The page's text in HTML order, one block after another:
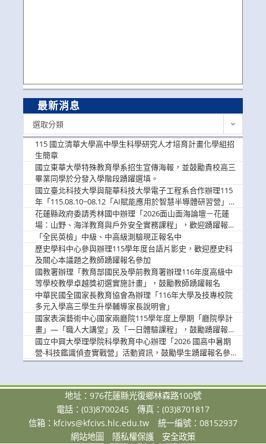
最新消息
選取分類
115 國立清華大學高中學生科學研究人才培育計畫化學組招
生簡章
國立東華大學特殊教育學系招生宣傳海報，並鼓勵貴校高三
畢業同學於分發入學階段踴躍選填。
國立臺北科技大學與龍華科技大學電子工程系合作辦理115
年「115.08.10~08.12「AI賦能應用於智慧半導體研習營」，
歡迎學生踴躍報名參加
花蓮縣政府委請秀林國中辦理「2026面山面海論壇－花蓮
場：山野、海洋教育與戶外安全實務課程」，歡迎踴躍報名
參加
「全民英檢」中級、中高級測驗現正報名中
歷史學科中心參與辦理115學年度台語片影史，歡迎歷史科
及關心本議題之教師踴躍報名參加
國教署辦理「教育部國民及學前教育署辦理116年度高級中
等學校教學卓越獎初選實施計畫」，鼓勵教師踴躍報名
中華民國全國家長教育協會為辦理「116年大學及技專校院
多元入學高三學生升學輔導家長說明會」
國家表演藝術中心國家兩廳院115學年度上學期「廳院學計
畫」—「職人大講堂」及「一日體驗課程」，鼓勵踴躍報名
參與。
國立中興大學理學院科學教育中心辦理「2026 國高中暑期
營-科技鑑識偵查實戰營」活動資訊，鼓勵學生踴躍報名參
加。
地址：976花蓮縣光復鄉林森路100號
電話：(03)8700245
傳真：(03)8701817
信箱： kfcivs@kfcivs.hlc.edu.tw
統一編號：08152937
網站地圖
隱私權保護 安全政策